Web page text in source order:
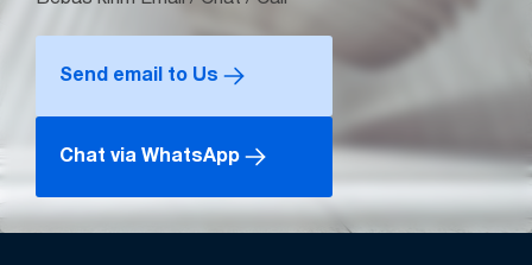
Send email to Us
Chat via WhatsApp